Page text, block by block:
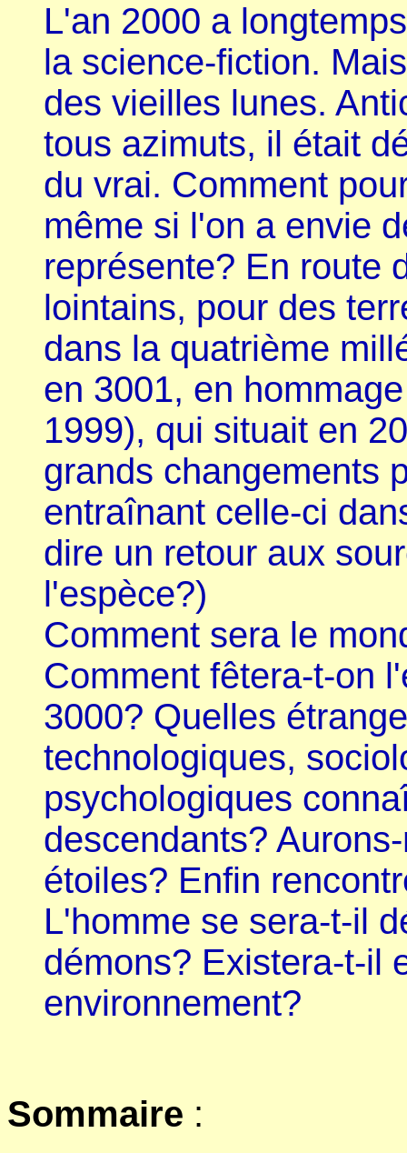
L'an 2000 a
la science-fiction.
des vieilles lunes.
tous azimuts, il était
du vrai. Comment
même si l'on a envie
représente? En route
lointains, pour des
dans la quatrième
en 3001, en
1999), qui situait en
grands changements
entraînant celle-ci
dire un retour aux
l'espèce?)
Comment sera le
Comment fêtera-t-on
3000? Quelles
technologiques,
psychologiques
descendants?
étoiles? Enfin
L'homme se sera-t-il
démons? Existera-t-il
environnement?
Sommaire :